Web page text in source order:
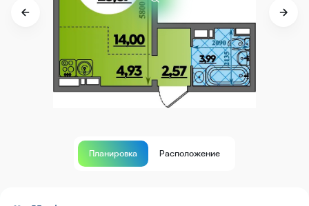
Планировка Расположение